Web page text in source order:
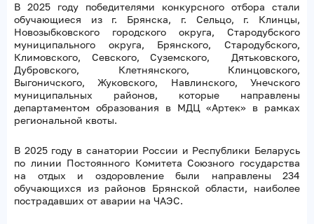
В 2025 году победителями конкурсного отбора стали
обучающиеся из г. Брянска, г. Сельцо, г. Клинцы,
Новозыбковского городского округа, Стародубского
муниципального округа, Брянского, Стародубского,
Климовского, Севского, Суземского, Дятьковского,
Дубровского, Клетнянского, Клинцовского,
Выгоничского, Жуковского, Навлинского, Унечского
муниципальных районов, которые направлены
департаментом образования в МДЦ «Артек» в рамках
региональной квоты.
В 2025 году в санатории России и Республики Беларусь
по линии Постоянного Комитета Союзного государства
на отдых и оздоровление были направлены 234
обучающихся из районов Брянской области, наиболее
пострадавших от аварии на ЧАЭС.